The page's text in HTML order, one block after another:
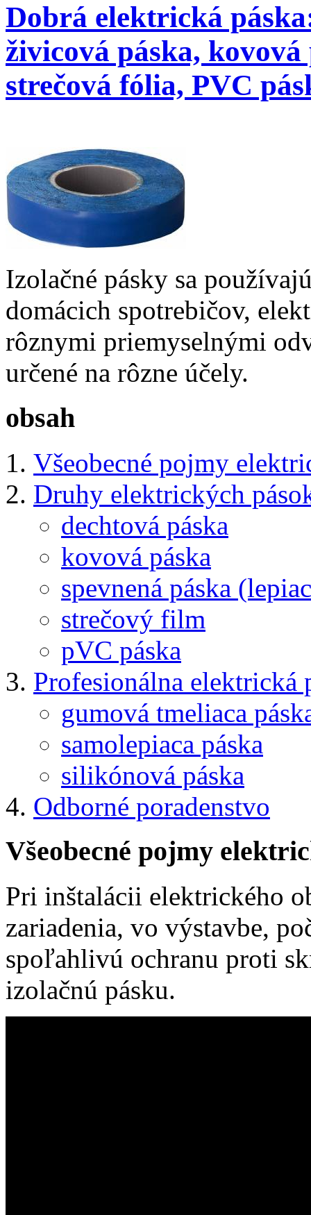
Dobrá elektrická
živicová páska,
strečová fólia, PVC
Izolačné pásky sa
domácich spotrebičov,
rôznymi priemyselnými
určené na rôzne účely.
obsah
Všeobecné pojmy
Druhy elektrických
dechtová páska
kovová páska
spevnená páska
strečový film
pVC páska
Profesionálna elektrická
gumová tmeliaca
samolepiaca páska
silikónová páska
Odborné poradenstvo
Všeobecné pojmy
Pri inštalácii elektrického
zariadenia, vo výstavbe,
spoľahlivú ochranu proti
izolačnú pásku.